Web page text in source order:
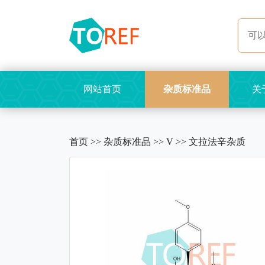
网站首页 杂质标准品 关
首页 >> 杂质标准品 >> V >> 文拉法辛杂质